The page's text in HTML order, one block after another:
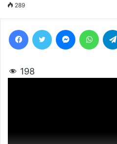
289
198